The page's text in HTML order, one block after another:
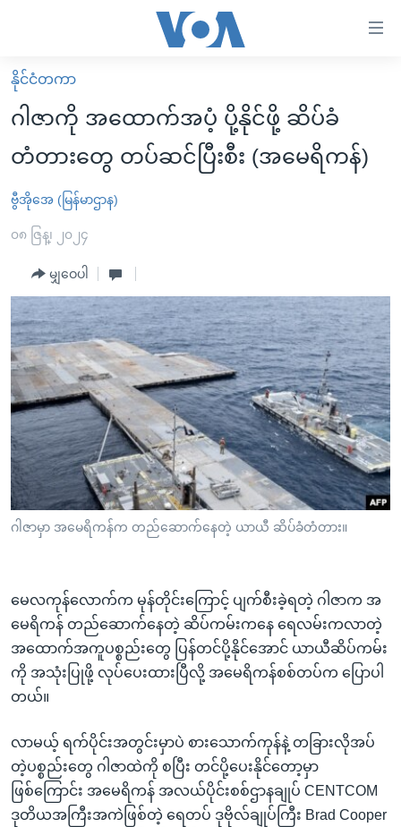
လွယ်ကူ
စေ
သည့်
များ
ပင်မ
ကျော်
ကြည့်
ရန်
အ
ညွန်း
စာမျက်နှာ
သို့
ကျော်
ကြည့်
ရန်
နေရာ
သို့
ကျော်
ရန်
မူလစာမျက်နှာ
မြန်မာ
ကမ္ဘာ့သတင်းများ
နိုင်ငံတကာ
အမေရိကန်
အစ္စရေး-ပါလက်စတိုင်း
ဗွီဒီယို
သတင်းလွတ်လပ်ခွင့်
အင်္ဂလိပ်စာလေ့လာမယ်
အမေရိကန်သုံးအီဒီယံ
မကြေးမုံရဲ့ အင်္ဂလိပ်စာ
ရုပ်ရှင်ထဲက အင်္ဂလိပ်စာ
သုတပဒေသာ အင်္ဂလိပ်စာ
အပတ်စဉ်ကဏ္ဍများ
ရေဒီယို
တီဗွီ
ရေဒီယိုနှင့်ရုပ်သံ အချက်အလက်များ
ရေဒီယို/တီဗွီအစီအစဉ်
Learning English
ဗွီအိုအေ လူမှုကွန်ယက်များ
နိုင်ငံတကာ
ဂါဇာကို အထောက်အပံ့ ပို့နိုင်ဖို့ ဆိပ်ခံ
တံတားတွေ တပ်ဆင်ပြီးစီး (အမေရိကန်)
ဗွီအိုအေ (မြန်မာဌာန)
၀၈ ဇြန္၊ ၂၀၂၄
မျှဝေပါ
ဂါဇာမှာ အမေရိကန်က တည်ဆောက်နေတဲ့ ယာယီ ဆိပ်ခံတံတား။
မေလကုန်လောက်က မုန်တိုင်းကြောင့် ပျက်စီးခဲ့ရတဲ့ ဂါဇာက အ
မေရိကန် တည်ဆောက်နေတဲ့ ဆိပ်ကမ်းကနေ ရေလမ်းကလာတဲ့
အထောက်အကူပစ္စည်းတွေ ပြန်တင်ပို့နိုင်အောင် ယာယီဆိပ်ကမ်း
ကို အသုံးပြုဖို့ လုပ်ပေးထားပြီလို့ အမေရိကန်စစ်တပ်က ပြောပါ
တယ်။
လာမယ့် ရက်ပိုင်းအတွင်းမှာပဲ စားသောက်ကုန်နဲ့ တခြားလိုအပ်
တဲ့ပစ္စည်းတွေ ဂါဇာထဲကို စပြီး တင်ပို့ပေးနိုင်တော့မှာ
ဖြစ်ကြောင်း အမေရိကန် အလယ်ပိုင်းစစ်ဌာနချုပ် CENTCOM
ဒုတိယအကြီးအကဲဖြစ်တဲ့ ရေတပ် ဒုဗိုလ်ချုပ်ကြီး Brad Cooper